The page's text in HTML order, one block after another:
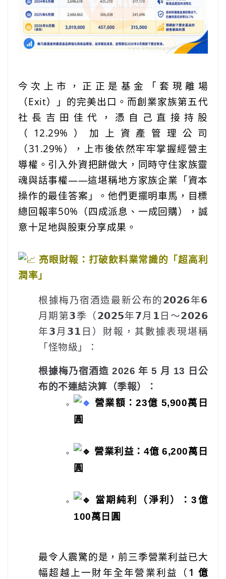
今次上市，正正是基金「套現離場
（Exit）」的完美出口。而創業家族第五代
社長吉田佳代，憑自己直接持股
（12.29%）加上資產管理公司
（31.29%），上市後依然牢牢掌握經營主
導權。引入外資把餅做大，同時守住家族靈
魂與話事權——這堪稱地方家族企業「資本
操作的最佳答案」。他們更擺明車馬，目標
總回報率50%（四成派息、一成回購），誠
意十足地與股東分享成果。
亮眼財報：打破飲料業常識的「超高利
潤率」
根據梅乃宿酒造最新公布的𝟮𝟬𝟮𝟲年𝟲
月期第𝟯季（𝟮𝟬𝟮𝟱年𝟳月𝟭日〜𝟮𝟬𝟮𝟲
年𝟯月𝟯𝟭日）財報，其數據表現堪稱
「怪物級」：
根據梅乃宿酒造 2026 年 5 月 13 日公
布的不連結決算（季報）：
營業額：23億 5,900萬日
圓
營業利益：4億 6,200萬日
圓
當期純利（淨利）：3億
100萬日圓
最令人震驚的是，前三季營業利益已大
幅超越上一財年全年營業利益（ 1 億